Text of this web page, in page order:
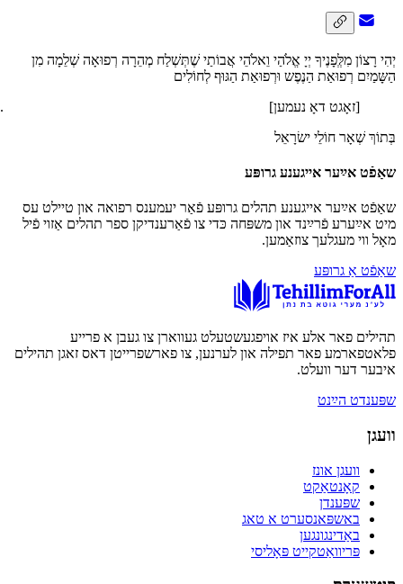
יְהִי רָצוֹן מִלְְּפָנֶיךָ יְיָ אֱלֹהַי וֵאלֹהֵי אֲבוֹתַי שֶׁתְּשְׁלַח מְהֵרָה רְפוּאָה שְׁלֵמָה מִן
הַשָּמַיִם רְפוּאַת הַנֶפֶש וּרְפוּאַת הַגּוּף לְחוֹלִים
[זאָגט דאָ נעמען]
בְּתוֹךְ שְׁאָר חוֹלֵי ישׂרָאֵל
שאַפֿט אײַער אייגענע גרופּע
שאַפֿט אײַער אייגענע תהלים גרופּע פֿאַר יעמענס רפואה און טיילט עס
מיט אײַערע פֿרײַנד און משפּחה כּדי צו פֿאַרענדיקן ספר תהלים אַזוי פֿיל
מאָל ווי מעגלעך צוזאַמען.
שאַפֿט אַ גרופּע
תהילים פאר אלע איז אויפגעשטעלט געווארן צו געבן א פרייע
פלאטפארמע פאר תפילה און לערנען, צו פארשפרייטן דאס זאגן תהילים
איבער דער וועלט.
שפּענדט הײַנט
וועגן
וועגן אונז
קאָנטאַקט
שפּענדן
באשפּאנסערט א טאג
באַדינגונגען
פּריוואַטקייט פּאָליסי